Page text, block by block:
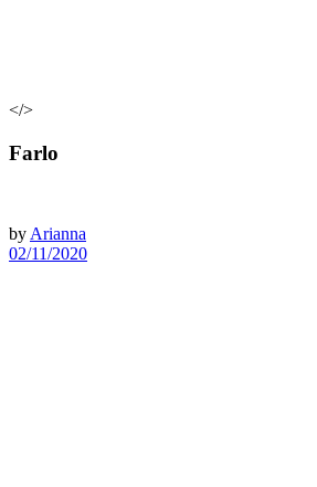
</>
Farlo
by Arianna
02/11/2020